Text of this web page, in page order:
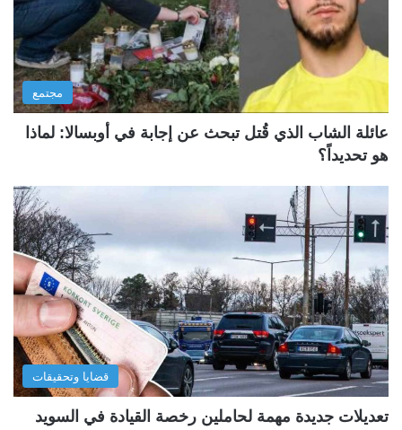
مجتمع
عائلة الشاب الذي قُتل تبحث عن إجابة في أوبسالا: لماذا
هو تحديداً؟
قضايا وتحقيقات
تعديلات جديدة مهمة لحاملين رخصة القيادة في السويد